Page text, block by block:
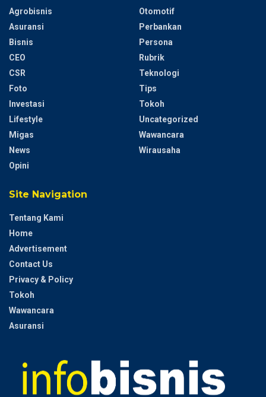
Agrobisnis
Asuransi
Bisnis
CEO
CSR
Foto
Investasi
Lifestyle
Migas
News
Opini
Otomotif
Perbankan
Persona
Rubrik
Teknologi
Tips
Tokoh
Uncategorized
Wawancara
Wirausaha
Site Navigation
Tentang Kami
Home
Advertisement
Contact Us
Privacy & Policy
Tokoh
Wawancara
Asuransi